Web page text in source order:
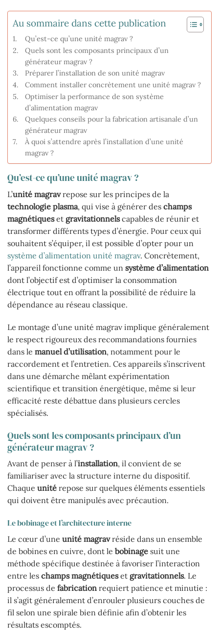
Au sommaire dans cette publication
Qu’est-ce qu’une unité magrav ?
Quels sont les composants principaux d’un
générateur magrav ?
Préparer l’installation de son unité magrav
Comment installer concrètement une unité magrav ?
Optimiser la performance de son système
d’alimentation magrav
Quelques conseils pour la fabrication artisanale d’un
générateur magrav
À quoi s’attendre après l’installation d’une unité
magrav ?
Qu’est-ce qu’une unité magrav ?
L’unité magravrepose sur les principes de la
technologie plasma, qui vise à générer des champs
magnétiqueset gravitationnelscapables de réunir et
transformer différents types d’énergie. Pour ceux qui
souhaitent s’équiper, il est possible d’opter pour un
système d’alimentation unité magrav. Concrètement,
l’appareil fonctionne comme un système d’alimentation
dont l’objectif est d’optimiser la consommation
électrique tout en offrant la possibilité de réduire la
dépendance au réseau classique.
Le montage d’une unité magrav implique généralement
le respect rigoureux des recommandations fournies
dans le manuel d’utilisation, notamment pour le
raccordement et l’entretien. Ces appareils s’inscrivent
dans une démarche mêlant expérimentation
scientifique et transition énergétique, même si leur
efficacité reste débattue dans plusieurs cercles
spécialisés.
Quels sont les composants principaux d’un
générateur magrav ?
Avant de penser à l’installation, il convient de se
familiariser avec la structure interne du dispositif.
Chaque unité repose sur quelques éléments essentiels
qui doivent être manipulés avec précaution.
Le bobinage et l’architecture interne
Le cœur d’une unité magravréside dans un ensemble
de bobines en cuivre, dont le bobinage suit une
méthode spécifique destinée à favoriser l’interaction
entre les champs magnétiqueset gravitationnels. Le
processus de fabrication requiert patience et minutie :
il s’agit généralement d’enrouler plusieurs couches de
fil selon une spirale bien définie afin d’obtenir les
résultats escomptés.